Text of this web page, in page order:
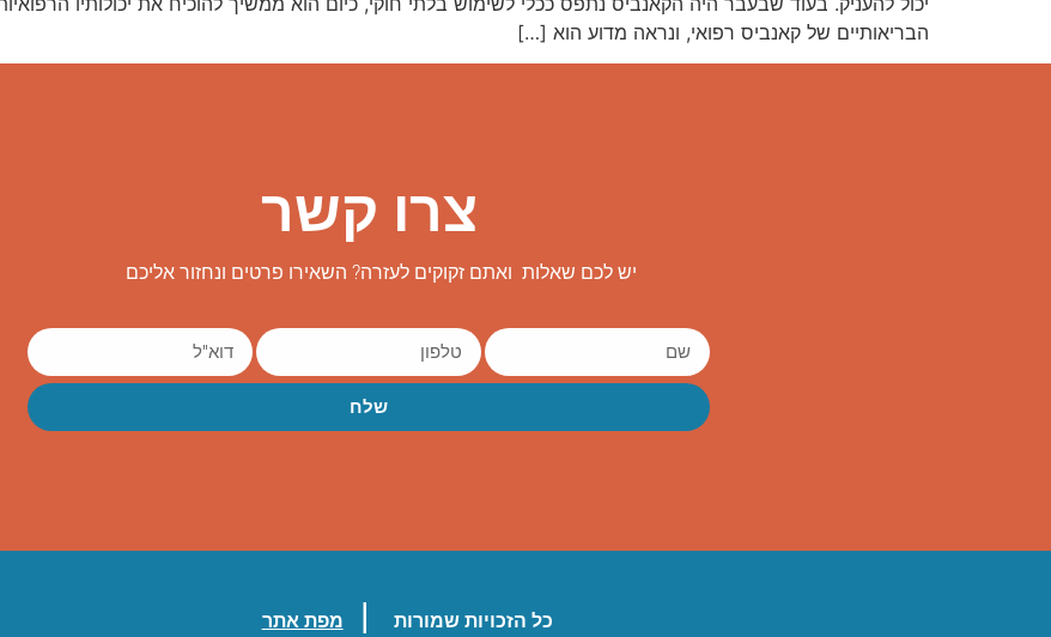
הבריאותיים של קאנביס רפואי, ונראה מדוע הוא […]
צרו קשר
יש לכם שאלות ואתם זקוקים לעזרה? השאירו פרטים ונחזור אליכם
שלח
כל הזכויות שמורות | מפת אתר